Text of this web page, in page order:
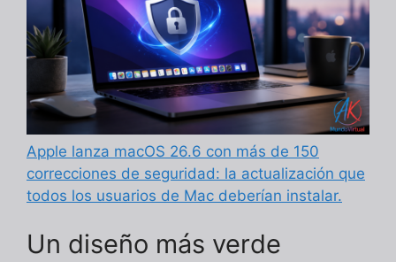
Apple lanza macOS 26.6 con más de 150
correcciones de seguridad: la actualización que
todos los usuarios de Mac deberían instalar.
Un diseño más verde